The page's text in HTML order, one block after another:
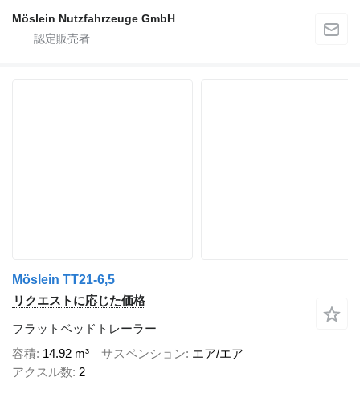
Möslein Nutzfahrzeuge GmbH
Möslein TT21-6,5
リクエストに応じた価格
フラットベッドトレーラー
容積 14.92 m³ サスペンション エア/エア
アクスル数 2